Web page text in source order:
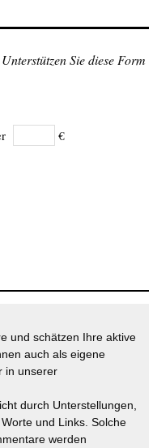
Sie diese Form
€
und schätzen Ihre aktive
auch als eigene
in unserer
durch Unterstellungen,
und Links. Solche
werden